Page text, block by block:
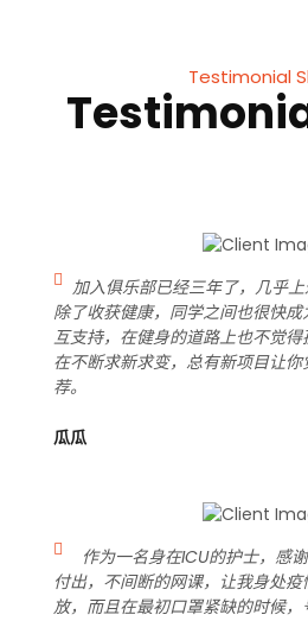
Testimonial
加入俱乐部已经三年了，几乎上
除了收获健康，同学之间也很快
互支持，在健身的道路上也不觉
在不断求新求变，总有新项目让
荐。
瓜瓜
作为一名身在ICU的护士，感
付出，不间断的网课，让我身处
放，而且在最初口罩紧缺的时候